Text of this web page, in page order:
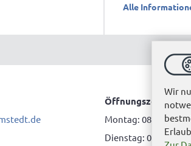
Alle
Öffnungszeiten
Montag: 08.00 bis
Dienstag: 08.00 bis
Wir